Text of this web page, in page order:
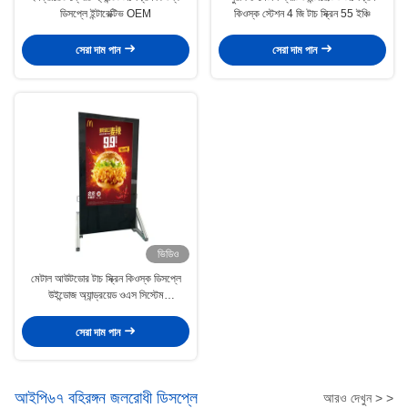
ডিসপ্লে ইন্টারেক্টিভ OEM
সেরা দাম পান
কিওস্ক স্টেশন 4 জি টাচ স্ক্রিন 55 ইঞ্চি
সেরা দাম পান
ভিডিও
মেটাল আউটডোর টাচ স্ক্রিন কিওস্ক ডিসপ্লে
উইন্ডোজ অ্যান্ড্রয়েড ওএস সিস্টেম
সেরা দাম পান
আইপি৬৭ বহিরঙ্গন জলরোধী ডিসপ্লে আরও দেখুন > >